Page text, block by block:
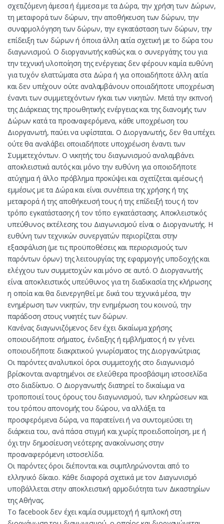
σχετιζόμενη άμεσα ή έμμεσα με τα Δώρα, την χρήση των Δώρων,
τη μεταφορά των δώρων, την αποθήκευση των δώρων, την
συναρμολόγηση των δώρων, την εγκατάσταση των δώρων, την
επίδειξη των δώρων ή όποια άλλη αιτία σχετική με το δώρα του
διαγωνισμού. Ο διοργανωτής καθώς και ο συνεργάτης του για
την τεχνική υλοποίηση της ενέργειας δεν φέρουν καμία ευθύνη
για τυχόν ελαττώματα στα Δώρα ή για οποιαδήποτε άλλη αιτία
και δεν υπέχουν ούτε αναλαμβάνουν οποιαδήποτε υποχρέωση
έναντι των συμμετεχόντων ή/και των νικητών. Μετά την εκπνοή
της Διάρκειας της προωθητικής ενέργειας και της διανομής των
Δώρων κατά τα προαναφερόμενα, κάθε υποχρέωση του
Διοργανωτή, παύει να υφίσταται. O Διοργανωτής, δεν θα υπέχει
ούτε θα αναλάβει οποιαδήποτε υποχρέωση έναντι των
Συμμετεχόντων. O νικητής του διαγωνισμού αναλαμβάνει
αποκλειστικά αυτός και μόνο την ευθύνη για οποιοδήποτε
ατύχημα ή άλλο πρόβλημα προκύψει και σχετίζεται αμέσως ή
εμμέσως με τα Δώρα και είναι συνέπεια της χρήσης ή της
μεταφορά ή της αποθήκευσή τους ή της επίδειξή τους ή τον
τρόπο εγκατάστασης ή τον τόπο εγκατάστασης. Αποκλειστικός
υπεύθυνος εκτέλεσης του Διαγωνισμού είναι ο Διοργανωτής. Η
ευθύνη των τεχνικών συνεργατών περιορίζεται στην
εξασφάλιση (με τις προϋποθέσεις και περιορισμούς των
παρόντων όρων) της λειτουργίας της εφαρμογής υποδοχής και
ελέγχου των συμμετοχών και μόνο σε αυτό. Ο Διοργανωτής
είναι αποκλειστικός υπεύθυνος για τη διαδικασία της κλήρωσης
η οποία και θα διενεργηθεί με δικά του τεχνικά μέσα, την
ενημέρωση των νικητών, την ενημέρωση του κοινού, την
παράδοση στους νικητές των δώρων.
Κανένας διαγωνιζόμενος δεν έχει δικαίωμα χρήσης
οποιουδήποτε σήματος, ένδειξης ή εμβλήματος ή εν γένει
οποιουδήποτε διακριτικού γνωρίσματος της Διοργανώτριας.
Οι παρόντες αναλυτικοί όροι συμμετοχής στο διαγωνισμό
βρίσκονται αναρτημένοι σε ελεύθερα προσβάσιμη ιστοσελίδα
στο διαδίκτυο. Ο Διοργανωτής διατηρεί το δικαίωμα να
τροποποιεί τους όρους του διαγωνισμού, των κληρώσεων και
του τρόπου απονομής του δώρου, να αλλάξει τα
προσφερόμενα δώρα, να παρατείνει ή να συντομεύσει τη
διάρκεια του, ανά πάσα στιγμή και χωρίς προειδοποίηση, με ή
όχι την δημοσίευση νεότερης ανακοίνωσης στην
προαναφερόμενη ιστοσελίδα.
Οι παρόντες όροι διέπονται και συμπληρώνονται από το
ελληνικό δίκαιο. Κάθε διαφορά σχετικά με τον Διαγωνισμό
υποβάλλεται στην αποκλειστική αρμοδιότητα των Δικαστηρίων
της Αθήνας.
To facebook δεν έχει καμία συμμετοχή ή εμπλοκή στη